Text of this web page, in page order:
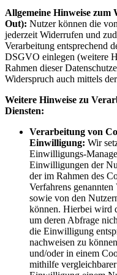
Allgemeine Hinweise
Out): Nutzer können die
jederzeit Widerrufen und
Verarbeitung entsprechend
DSGVO einlegen (weitere
Rahmen dieser
Widerspruch auch mittels
Weitere Hinweise zu
Diensten:
Verarbeitung von
Einwilligung: Wir
Einwilligungs-
Einwilligungen der
der im Rahmen des
Verfahrens
sowie von den
können. Hierbei wird
um deren Abfrage
die Einwilligung
nachweisen zu
und/oder in einem
mithilfe